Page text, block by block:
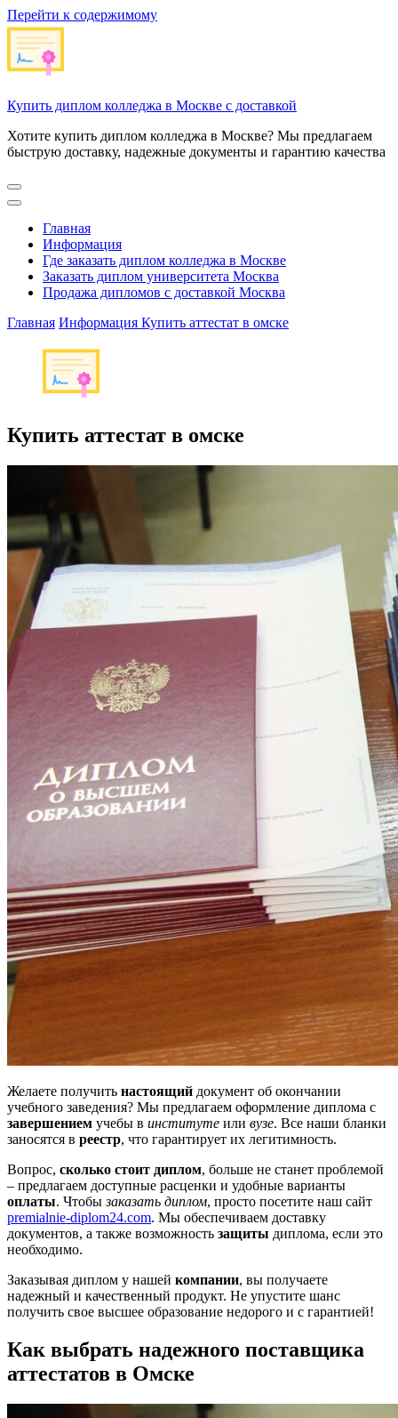
Перейти к содержимому
Купить диплом колледжа в Москве с доставкой
Хотите купить диплом колледжа в Москве? Мы предлагаем
быструю доставку, надежные документы и гарантию качества
Главная
Информация
Где заказать диплом колледжа в Москве
Заказать диплом университета Москва
Продажа дипломов с доставкой Москва
Главная Информация Купить аттестат в омске
Купить аттестат в омске
Желаете получить настоящий документ об окончании
учебного заведения? Мы предлагаем оформление диплома с
завершением учебы в институте или вузе. Все наши бланки
заносятся в реестр, что гарантирует их легитимность.
Вопрос, сколько стоит диплом, больше не станет проблемой
– предлагаем доступные расценки и удобные варианты
оплаты. Чтобызаказать диплом, просто посетите наш сайт
premialnie-diplom24.com. Мы обеспечиваем доставку
документов, а также возможность защиты диплома, если это
необходимо.
Заказывая диплом у нашей компании, вы получаете
надежный и качественный продукт. Не упустите шанс
получить свое высшее образование недорого и с гарантией!
Как выбрать надежного поставщика
аттестатов в Омске